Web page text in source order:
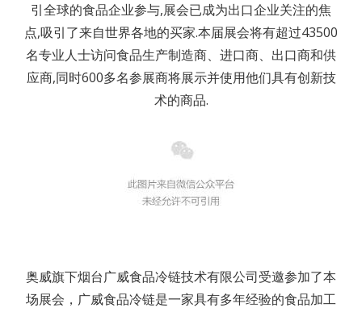
引全球的食品企业参与,展会已成为出口企业关注的焦
点,吸引了来自世界各地的买家.本届展会将有超过43500
名专业人士访问食品生产制造商、进口商、出口商和供
应商,同时600多名参展商将展示并使用他们具有创新技
术的商品.
奥威旗下烟台广威食品冷链技术有限公司受邀参加了本
场展会，广威食品冷链是一家具有多年经验的食品加工